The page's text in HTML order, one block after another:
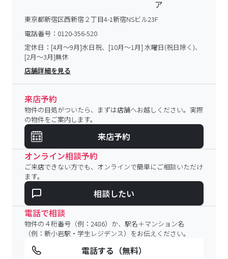
東京都新宿区西新宿２丁目4-1新宿NSビル23F
電話番号： 0120-356-520
定休日： [4月～9月]水日祝、[10月～1月] 水曜日(祝日除く)、
[2月～3月]無休
店舗詳細を見る
来店予約
物件の目処がついたら、まずは店舗へお越しください。実際
の物件をご案内します。
来店予約
オンライン相談予約
ご来店できない方でも、オンラインで簡単にご相談いただけ
ます。
相談したい
電話で相談
物件の４桁番号（例：2486）か、駅名＋マンション名
（例：新小岩駅・学生レジデンス）をお伝えください。
電話する（無料）